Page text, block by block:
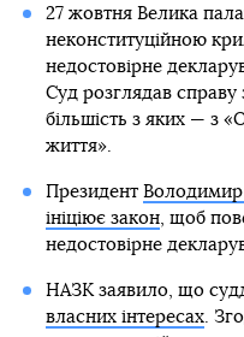
27 жовтня Велика
неконституційною
недостовірне
Суд розглядав справу
більшість з яких — з
життя».
Президент Володимир
ініціює закон, щоб
недостовірне
НАЗК заявило, що
власних інтересах.